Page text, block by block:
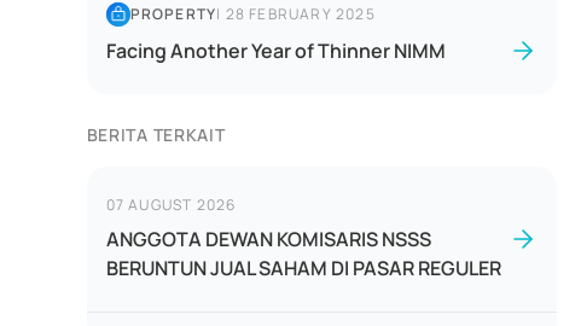
PROPERTY| 28 FEBRUARY 2025
Facing Another Year of Thinner NIMM
BERITA TERKAIT
07 AUGUST 2026
ANGGOTA DEWAN KOMISARIS NSSS
BERUNTUN JUAL SAHAM DI PASAR REGULER